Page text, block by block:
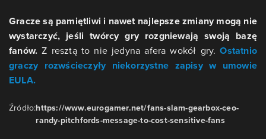
Gracze są pamiętliwi i nawet najlepsze zmiany mogą nie
wystarczyć, jeśli twórcy gry rozgniewają swoją bazę
fanów.Z resztą to nie jedyna afera wokół gry.Ostatnio
graczy rozwścieczyły niekorzystne zapisy w umowie
EULA.
Źródło:https://www.eurogamer.net/fans-slam-gearbox-ceo-
randy-pitchfords-message-to-cost-sensitive-fans